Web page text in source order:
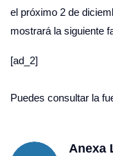
el próximo 2 de
mostrará la siguiente
[ad_2]
Puedes consultar la
Anexa